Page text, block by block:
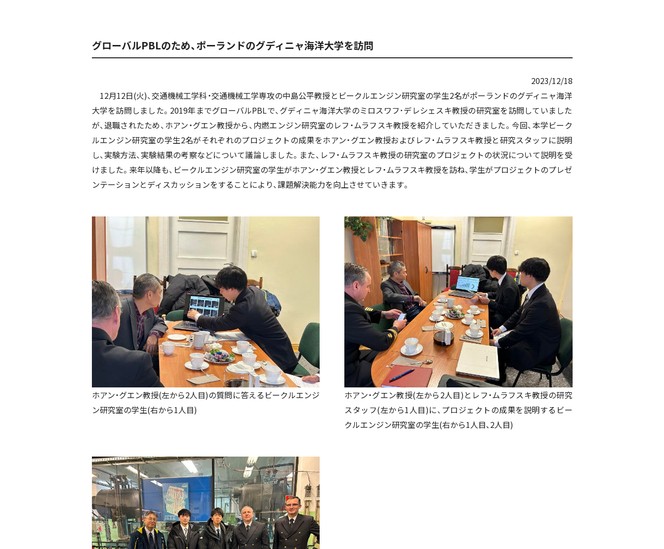
グローバルPBLのため、ポーランドのグディニャ海洋大学を訪問
2023/12/18
12月12日(火)、交通機械工学科・交通機械工学専攻の中島公平教授とビークルエンジン研究室の学生2名がポーランドのグディニャ海洋
大学を訪問しました。2019年までグローバルPBLで、グディニャ海洋大学のミロスワフ･デレシェスキ教授の研究室を訪問していました
が、退職されたため、ホアン・グエン教授から、内燃エンジン研究室のレフ・ムラフスキ教授を紹介していただきました。今回、本学ビーク
ルエンジン研究室の学生2名がそれぞれのプロジェクトの成果をホアン・グエン教授およびレフ・ムラフスキ教授と研究スタッフに説明
し、実験方法、実験結果の考察などについて議論しました。また、レフ・ムラフスキ教授の研究室のプロジェクトの状況について説明を受
けました。来年以降も、ビークルエンジン研究室の学生がホアン・グエン教授とレフ・ムラフスキ教授を訪ね、学生がプロジェクトのプレゼ
ンテーションとディスカッションをすることにより、課題解決能力を向上させていきます。
ホアン・グエン教授(左から2人目)の質問に答えるビークルエンジ
ン研究室の学生(右から1人目)
ホアン・グエン教授(左から2人目)とレフ・ムラフスキ教授の研究
スタッフ(左から1人目)に、プロジェクトの成果を説明するビー
クルエンジン研究室の学生(右から1人目､2人目)